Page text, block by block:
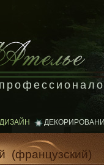
(французский)